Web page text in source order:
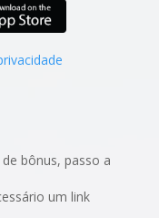
bônus, passo a
um link